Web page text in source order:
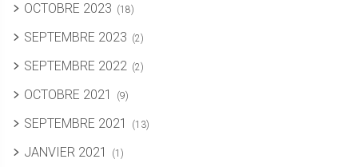
OCTOBRE 2023 (18)
SEPTEMBRE 2023 (2)
SEPTEMBRE 2022 (2)
OCTOBRE 2021 (9)
SEPTEMBRE 2021 (13)
JANVIER 2021 (1)